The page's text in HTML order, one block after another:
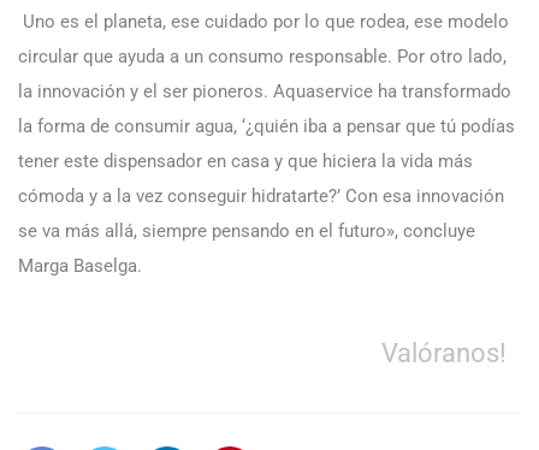
Uno es el planeta, ese cuidado por lo que rodea, ese modelo
circular que ayuda a un consumo responsable. Por otro lado,
la innovación y el ser pioneros. Aquaservice ha transformado
la forma de consumir agua, ‘¿quién iba a pensar que tú podías
tener este dispensador en casa y que hiciera la vida más
cómoda y a la vez conseguir hidratarte?’ Con esa innovación
se va más allá, siempre pensando en el futuro», concluye
Marga Baselga.
Valóranos!